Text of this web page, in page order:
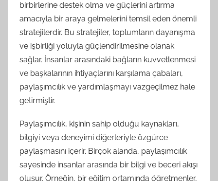
birbirlerine destek olma ve güçlerini artırma
amacıyla bir araya gelmelerini temsil eden önemli
stratejilerdir. Bu stratejiler, toplumların dayanışma
ve işbirliği yoluyla güçlendirilmesine olanak
sağlar. İnsanlar arasındaki bağların kuvvetlenmesi
ve başkalarının ihtiyaçlarını karşılama çabaları,
paylaşımcılık ve yardımlaşmayı vazgeçilmez hale
getirmiştir.
Paylaşımcılık, kişinin sahip olduğu kaynakları,
bilgiyi veya deneyimi diğerleriyle özgürce
paylaşmasını içerir. Birçok alanda, paylaşımcılık
sayesinde insanlar arasında bir bilgi ve beceri akışı
oluşur. Örneğin, bir eğitim ortamında öğretmenler,